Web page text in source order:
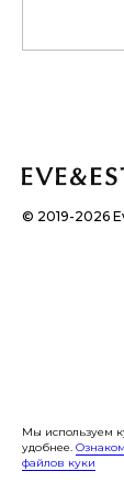
© 2019-2026
Мы используем
удобнее.
файлов куки